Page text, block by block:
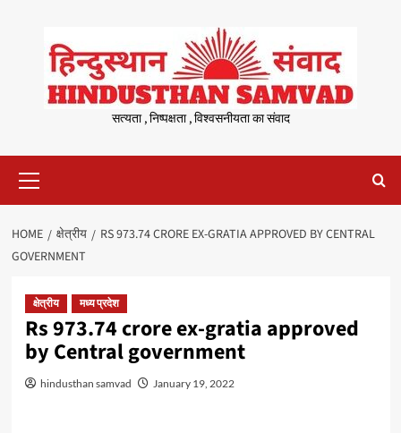
content
सत्यता , निष्पक्षता , विश्वसनीयता का संवाद
Menu
HOME क्षेत्रीय
RS 973.74 CRORE EX-GRATIA APPROVED BY CENTRAL
GOVERNMENT
क्षेत्रीय मध्य प्रदेश
Rs 973.74 crore ex-gratia approved
by Central government
hindusthan samvad January 19, 2022